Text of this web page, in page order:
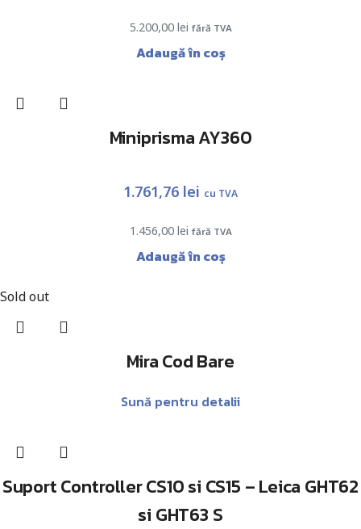
5.200,00 lei fără TVA
Adaugă în coș
Miniprisma AY360
1.456,00 lei fără TVA
1.761,76 lei cu TVA
Adaugă în coș
Sold out
Mira Cod Bare
Sună pentru detalii
Suport Controller CS10 si CS15 – Leica GHT62
si GHT63 S